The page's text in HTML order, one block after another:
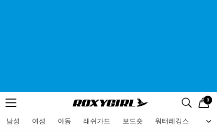
메뉴 검색
로고 0
남성 여성 아동 래쉬가드 보드숏 워터레깅스 비
메뉴